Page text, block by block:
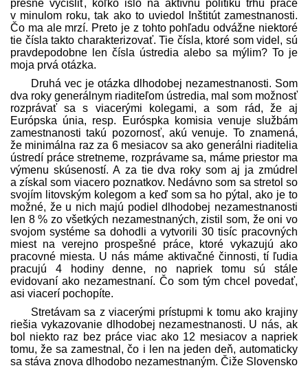
presne vyčísliť, koľko išlo na aktívnu politiku trhu práce
v minulom roku, tak ako to uviedol Inštitút zamestnanosti.
Čo ma ale mrzí. Preto je z tohto pohľadu odvážne niektoré
tie čísla takto charakterizovať. Tie čísla, ktoré som videl, sú
pravdepodobne len čísla ústredia alebo sa mýlim? To je
moja prvá otázka.
Druhá vec je otázka dlhodobej nezamestnanosti. Som
dva roky generálnym riaditeľom ústredia, mal som možnosť
rozprávať sa s viacerými kolegami, a som rád, že aj
Európska únia, resp. Euróspka komisia venuje službám
zamestnanosti takú pozornosť, akú venuje. To znamená,
že minimálna raz za 6 mesiacov sa ako generálni riaditelia
ústredí práce stretneme, rozprávame sa, máme priestor ma
výmenu skúseností. A za tie dva roky som aj ja zmúdrel
a získal som viacero poznatkov. Nedávno som sa stretol so
svojím litovským kolegom a keď som sa ho pýtal, ako je to
možné, že u nich majú podiel dlhodobej nezamestnanosti
len 8 % zo všetkých nezamestnaných, zistil som, že oni vo
svojom systéme sa dohodli a vytvorili 30 tisíc pracovných
miest na verejno prospešné práce, ktoré vykazujú ako
pracovné miesta. U nás máme aktivačné činnosti, tí ľudia
pracujú 4 hodiny denne, no napriek tomu sú stále
evidovaní ako nezamestnaní. Čo som tým chcel povedať,
asi viacerí pochopíte.
Stretávam sa z viacerými prístupmi k tomu ako krajiny
riešia vykazovanie dlhodobej nezamestnanosti. U nás, ak
bol niekto raz bez práce viac ako 12 mesiacov a napriek
tomu, že sa zamestnal, čo i len na jeden deň, automaticky
sa stáva znova dlhodobo nezamestnaným. Čiže Slovensko